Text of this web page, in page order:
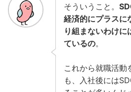
そういうこと。
経済的にプラスに
り組まないわけに
ているの。
これから就職活動
も、入社後には